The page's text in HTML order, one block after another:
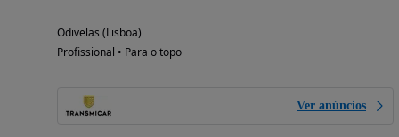
Odivelas (Lisboa)
Profissional • Para o topo
Ver anúncios